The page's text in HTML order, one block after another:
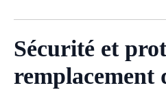
Sécurité et
remplacement